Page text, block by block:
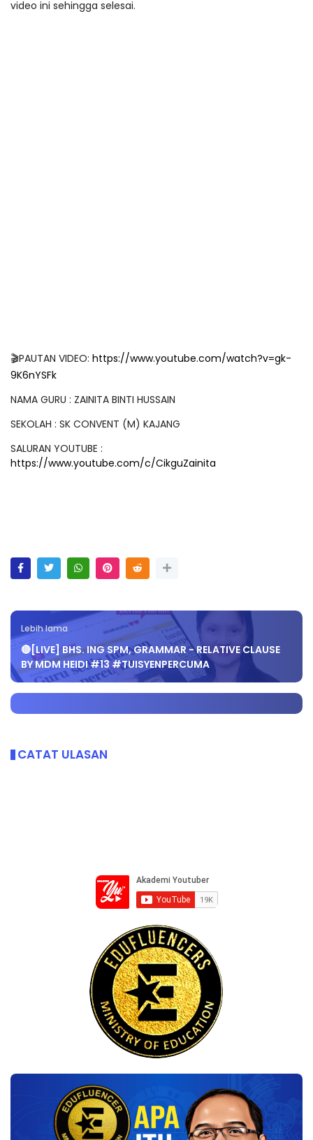
video ini sehingga selesai.
🎬PAUTAN VIDEO: https://www.youtube.com/watch?v=gk-
9K6nYSFk
NAMA GURU : ZAINITA BINTI HUSSAIN
SEKOLAH : SK CONVENT (M) KAJANG
SALURAN YOUTUBE :
https://www.youtube.com/c/CikguZainita
Lebih lama
🔴[LIVE] BHS. ING SPM, GRAMMAR - RELATIVE CLAUSE
BY MDM HEIDI #13 #TUISYENPERCUMA
CATAT ULASAN